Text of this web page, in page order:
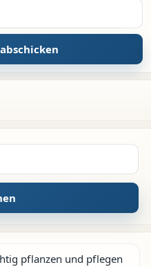
pflanzen und pflegen